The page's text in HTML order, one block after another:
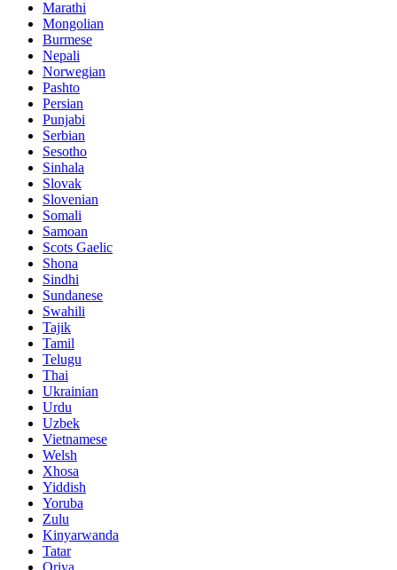
Marathi
Mongolian
Burmese
Nepali
Norwegian
Pashto
Persian
Punjabi
Serbian
Sesotho
Sinhala
Slovak
Slovenian
Somali
Samoan
Scots Gaelic
Shona
Sindhi
Sundanese
Swahili
Tajik
Tamil
Telugu
Thai
Ukrainian
Urdu
Uzbek
Vietnamese
Welsh
Xhosa
Yiddish
Yoruba
Zulu
Kinyarwanda
Tatar